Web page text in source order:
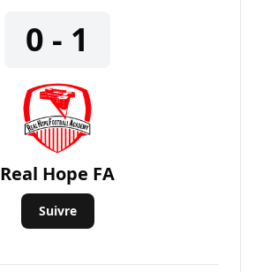
0 - 1
Real Hope FA
Suivre